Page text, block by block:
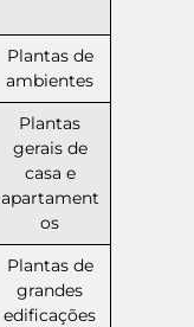
Plantas de
ambientes
Plantas
gerais de
casa e
apartament
os
Plantas de
grandes
edificações